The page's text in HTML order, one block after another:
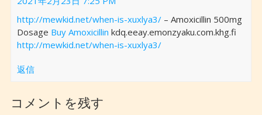
http://mewkid.net/when-is-xuxlya3/– Amoxicillin 500mg
Dosage Buy Amoxicillin kdq.eeay.emonzyaku.com.khg.fi
http://mewkid.net/when-is-xuxlya3/
返信
コメントを残す